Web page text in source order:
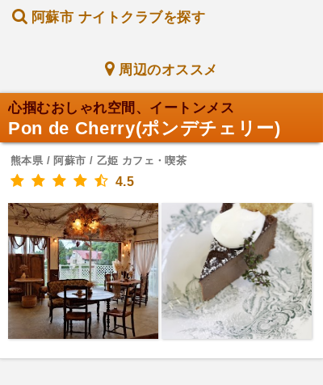
阿蘇市 ナイトクラブを探す
周辺のオススメ
心掴むおしゃれ空間、イートンメス
Pon de Cherry(ポンデチェリー)
熊本県 / 阿蘇市 / 乙姫 カフェ・喫茶
4.5